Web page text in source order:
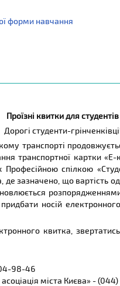
форми навчання
Проїзні квитки для студентів
Дорогі студенти-
транспорті
транспортної картки
спілкою
зазначено, що вартість
носій
квитка,
98-46
асоціація міста Києва» -